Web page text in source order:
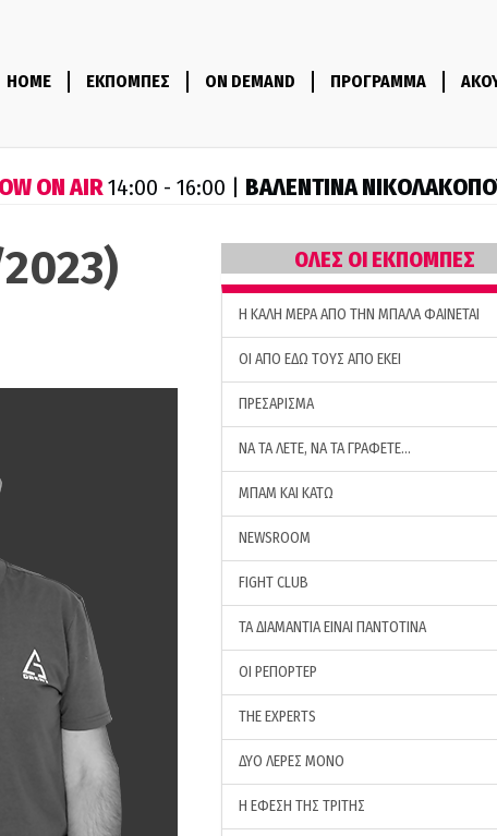
HOME ΕΚΠΟΜΠΕΣ ON DEMAND ΠΡΟΓΡΑΜΜΑ
ON AIR14:00 - 16:00 | ΒΑΛΕΝΤΙΝΑ
ΟΛΕΣ ΟΙ ΕΚΠΟΜΠΕΣ
H ΚΑΛΗ ΜΕΡΑ ΑΠΟ ΤΗΝ ΜΠΑΛΑ ΦΑΙΝΕΤΑΙ
ΟΙ ΑΠΟ ΕΔΩ ΤΟΥΣ ΑΠΟ ΕΚΕΙ
ΠΡΕΣΑΡΙΣΜΑ
ΝΑ ΤΑ ΛΕΤΕ, ΝΑ ΤΑ ΓΡΑΦΕΤΕ…
ΜΠΑΜ ΚΑΙ ΚΑΤΩ
NEWSROOM
FIGHT CLUB
ΤΑ ΔΙΑΜΑΝΤΙΑ ΕΙΝΑΙ ΠΑΝΤΟΤΙΝΑ
ΟΙ ΡΕΠΟΡΤΕΡ
THE EXPERTS
ΔΥΟ ΛΕΡΕΣ ΜΟΝΟ
Η ΕΦΕΣΗ ΤΗΣ ΤΡΙΤΗΣ